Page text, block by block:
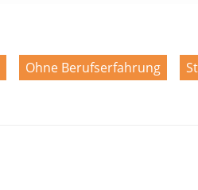
Ohne Berufserfahrung